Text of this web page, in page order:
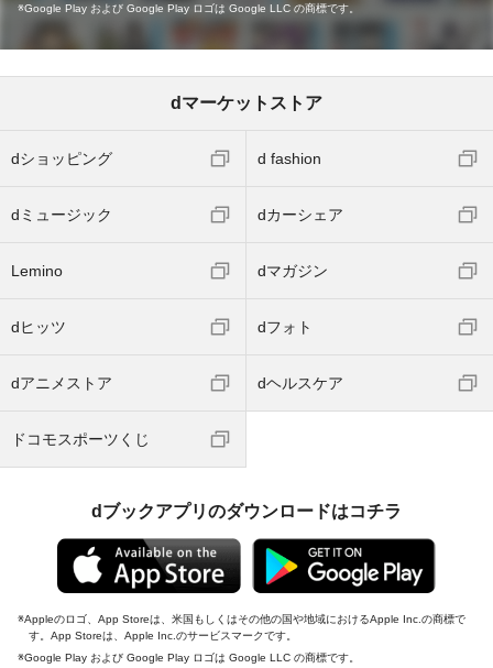
Google Play および Google Play ロゴは Google LLC の商標です。
dマーケットストア
dショッピング d fashion
dミュージック dカーシェア
Lemino dマガジン
dヒッツ dフォト
dアニメストア dヘルスケア
ドコモスポーツくじ
dブックアプリのダウンロードはコチラ
Appleのロゴ、App Storeは、米国もしくはその他の国や地域におけるApple Inc.の商標で
す。App Storeは、Apple Inc.のサービスマークです。
Google Play および Google Play ロゴは Google LLC の商標です。